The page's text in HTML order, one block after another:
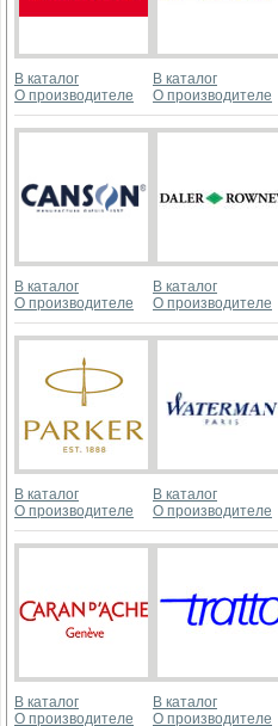
В каталог
О производителе
В каталог
О производителе
В каталог
О производителе
В каталог
О производителе
В каталог
О производителе
В каталог
О производителе
В каталог
О производителе
В каталог
О производителе